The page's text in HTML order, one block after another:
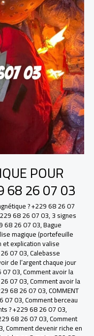
POUR
68 26 07 03
? +229 68 26 07
68 26 07 03,3 signes
68 26 07 03,Bague
magique (portefeuille
explication valise
07 03,Calebasse
de l’argent chaque jour
07 03,Comment avoir la
07 03,Comment avoir la
68 26 07 03,COMMENT
07 03,Comment berceau
? +229 68 26 07 03,
68 26 07 03,Comment
,Comment devenir riche en